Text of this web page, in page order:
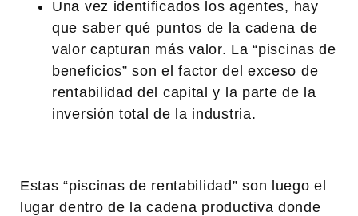
Una vez identificados los agentes, hay
que saber qué puntos de la cadena de
valor capturan más valor. La “piscinas de
beneficios” son el factor del exceso de
rentabilidad del capital y la parte de la
inversión total de la industria.
Estas “piscinas de rentabilidad” son luego el
lugar dentro de la cadena productiva donde